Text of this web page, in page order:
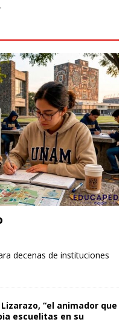
decenas de instituciones
“el animador que
escuelitas en su